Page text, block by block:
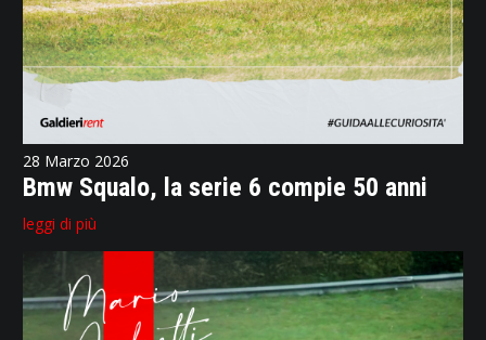
28 Marzo 2026
Bmw Squalo, la serie 6 compie 50 anni
leggi di più